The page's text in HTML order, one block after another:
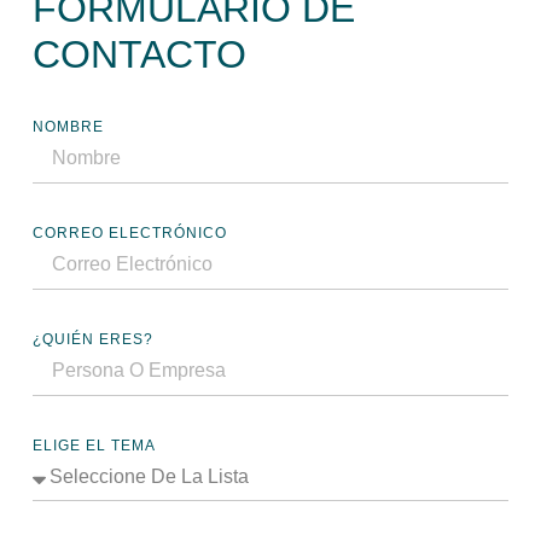
CONTACTO
NOMBRE
CORREO ELECTRÓNICO
¿QUIÉN ERES?
ELIGE EL TEMA